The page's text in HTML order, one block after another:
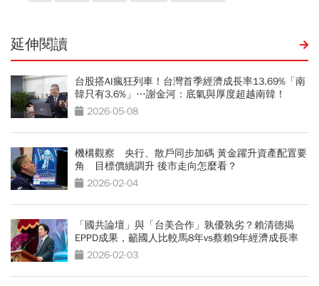
延伸閱讀
台股搭AI瘋狂列車！台灣首季經濟成長率13.69%「南
韓只有3.6%」…謝金河：底氣與厚度超越南韓！
2026-05-08
機構觀察 央行、散戶同步加碼 黃金躍升資產配置要
角 目標價續調升 後市走向怎麼看？
2026-02-04
「國共論壇」與「台美合作」孰優孰劣？賴清德揭
EPPD成果，籲國人比較馬8年vs蔡賴9年經濟成長率
2026-02-03